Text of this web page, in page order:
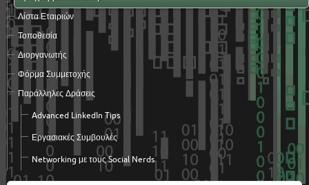
Λίστα Εταιριών
Τοποθεσία
Διοργανωτής
Φόρμα Συμμετοχής
Παράλληλες Δράσεις
Advanced LinkedΙn Tips
Εργασιακές Συμβουλές
Networking με τους Social Nerds